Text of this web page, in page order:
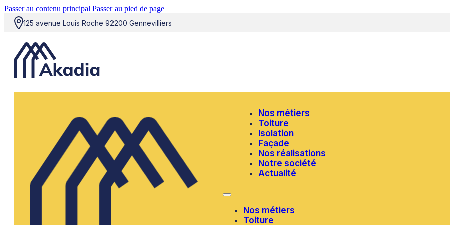
Passer au contenu principal Passer au pied de page
125 avenue Louis Roche 92200 Gennevilliers
Nos métiers
Toiture
Isolation
Façade
Nos réalisations
Notre société
Actualité
Nos métiers
Toiture